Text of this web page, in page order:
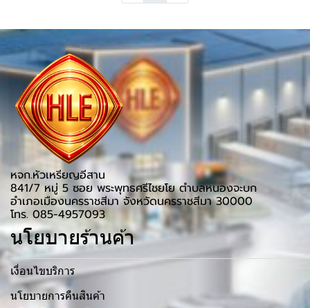
หจก.หัวเหรียญอีสาน
841/7 หมู่ 5 ซอย พระพุทธศรีไชยโย ตำบลหนองจะบก
อำเภอเมืองนครราชสีมา จังหวัดนครราชสีมา 30000
โทร. 085-4957093
นโยบายร้านค้า
เงื่อนไขบริการ
นโยบายการคืนสินค้า